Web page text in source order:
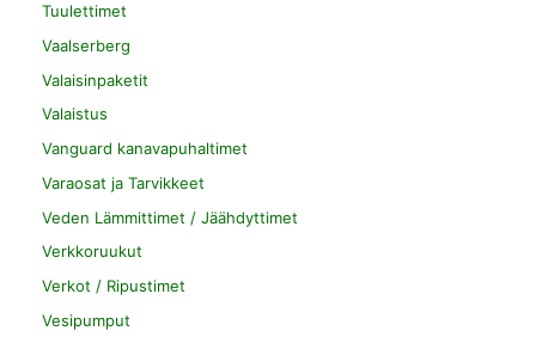
Tuulettimet
Vaalserberg
Valaisinpaketit
Valaistus
Vanguard kanavapuhaltimet
Varaosat ja Tarvikkeet
Veden Lämmittimet / Jäähdyttimet
Verkkoruukut
Verkot / Ripustimet
Vesipumput